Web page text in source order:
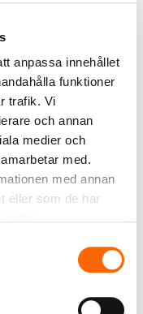
anpassa innehållet
funktioner
trafik. Vi
och annan
medier och
med.
med annan
eller som de har
augusti
i RSK-
september
6